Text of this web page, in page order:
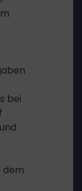
bei
dem